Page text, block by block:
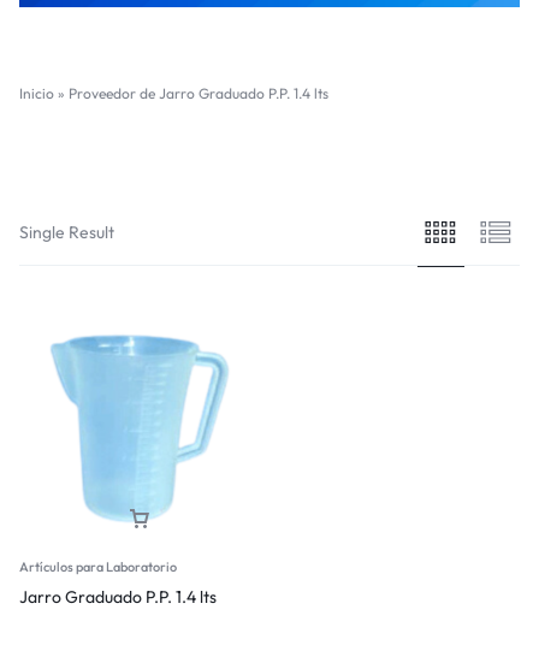
Inicio » Proveedor de Jarro Graduado P.P. 1.4 lts
Single Result
Artículos para Laboratorio
Jarro Graduado P.P. 1.4 lts